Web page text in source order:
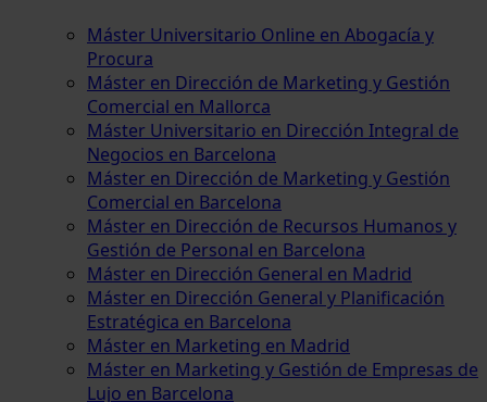
Máster Universitario Online en Abogacía y
Procura
Máster en Dirección de Marketing y Gestión
Comercial en Mallorca
Máster Universitario en Dirección Integral de
Negocios en Barcelona
Máster en Dirección de Marketing y Gestión
Comercial en Barcelona
Máster en Dirección de Recursos Humanos y
Gestión de Personal en Barcelona
Máster en Dirección General en Madrid
Máster en Dirección General y Planificación
Estratégica en Barcelona
Máster en Marketing en Madrid
Máster en Marketing y Gestión de Empresas de
Lujo en Barcelona